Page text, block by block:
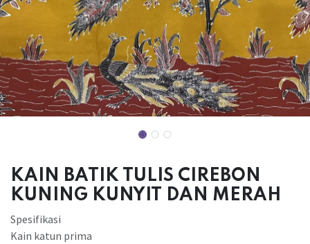
KAIN BATIK TULIS CIREBON
KUNING KUNYIT DAN MERAH
Spesifikasi
Kain katun prima